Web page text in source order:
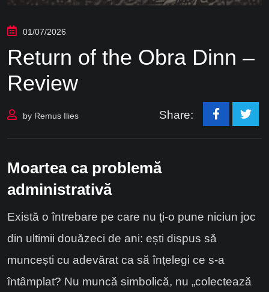
01/07/2026
Return of the Obra Dinn –
Review
by Remus Ilies Share:
Moartea ca problemă
administrativă
Există o întrebare pe care nu ți-o pune niciun joc
din ultimii douăzeci de ani: ești dispus să
muncești cu adevărat ca să înțelegi ce s-a
întâmplat? Nu muncă simbolică, nu „colectează